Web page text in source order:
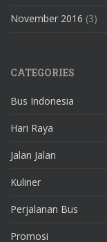
November 2016 (3)
CATEGORIES
Bus Indonesia
Hari Raya
Jalan Jalan
Kuliner
Perjalanan Bus
Promosi